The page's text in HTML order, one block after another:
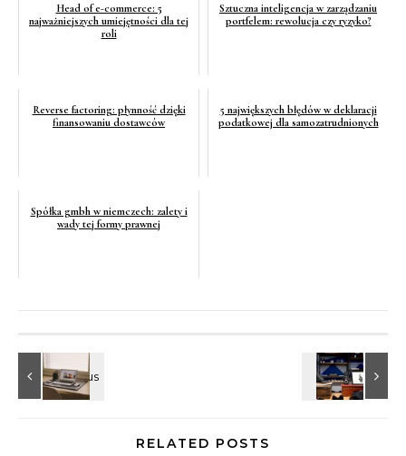
Head of e-commerce: 5
najważniejszych umiejętności dla tej
roli
Sztuczna inteligencja w zarządzaniu
portfelem: rewolucja czy ryzyko?
Reverse factoring: płynność dzięki
finansowaniu dostawców
5 największych błędów w deklaracji
podatkowej dla samozatrudnionych
Spółka gmbh w niemczech: zalety i
wady tej formy prawnej
RELATED POSTS